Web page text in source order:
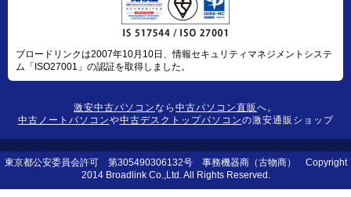
ブロードリンクは2007年10月10日、情報セキュリティマネジメントシステ
ム「ISO27001」の認証を取得しました。
激安中古パソコンなら 中古パソコン直販へ。
中古ノートパソコンや中古デスクトップパソコンの激安通販ショップ
東京都公安委員会許可 第305490306132号 事務機器商（古物商） Copyright
2014 Broadlink Co.,Ltd. All Rights Reserved.